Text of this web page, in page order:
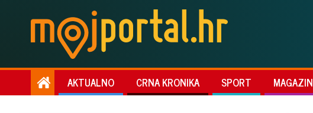
AKTUALNO CRNA KRONIKA SPORT MAGAZIN